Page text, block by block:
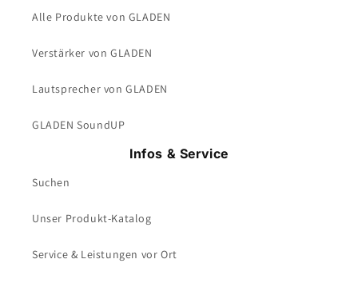
Alle Produkte von GLADEN
Verstärker von GLADEN
Lautsprecher von GLADEN
GLADEN SoundUP
Infos & Service
Suchen
Unser Produkt-Katalog
Service & Leistungen vor Ort